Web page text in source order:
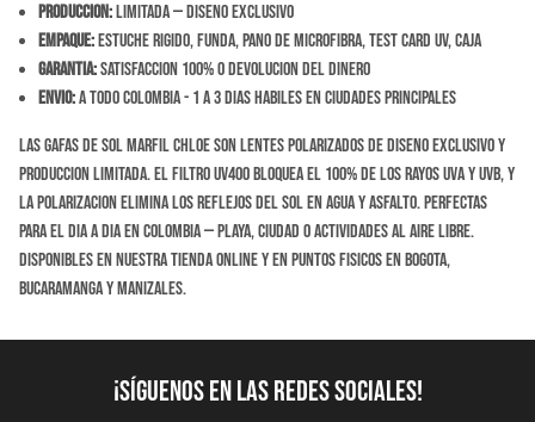
Produccion:Limitada — diseno exclusivo
Empaque:Estuche rigido, funda, pano de microfibra, test card UV, caja
Garantia:Satisfaccion 100% o devolucion del dinero
Envio:A todo Colombia - 1 a 3 dias habiles en ciudades principales
Las Gafas de Sol Marfil Chloe son lentes polarizados de diseno exclusivo y
produccion limitada. El filtro UV400 bloquea el 100% de los rayos UVA y UVB, y
la polarizacion elimina los reflejos del sol en agua y asfalto. Perfectas
para el dia a dia en Colombia — playa, ciudad o actividades al aire libre.
Disponibles en nuestra tienda online y en puntos fisicos en Bogota,
Bucaramanga y Manizales.
¡Síguenos en las redes sociales!